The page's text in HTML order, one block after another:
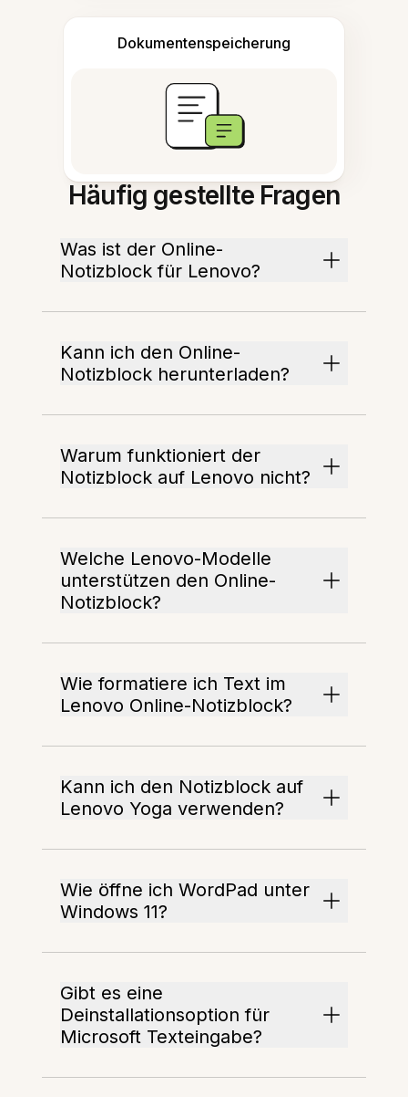
Dokumentenspeicherung
Häufig gestellte Fragen
Was ist der Online-
Notizblock für Lenovo?
Kann ich den Online-
Notizblock herunterladen?
Warum funktioniert der
Notizblock auf Lenovo nicht?
Welche Lenovo-Modelle
unterstützen den Online-
Notizblock?
Wie formatiere ich Text im
Lenovo Online-Notizblock?
Kann ich den Notizblock auf
Lenovo Yoga verwenden?
Wie öffne ich WordPad unter
Windows 11?
Gibt es eine
Deinstallationsoption für
Microsoft Textein­gabe?